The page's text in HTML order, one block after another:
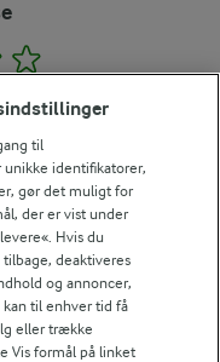
4
gør forskellen i
selv bruger, når vi
til
unikke identifikatorer,
gør det muligt for
der er vist under
Hvis du
deaktiveres
og annoncer,
kan til enhver tid få
eller trække
Vis formål på linket